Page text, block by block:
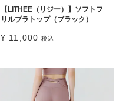
【LITHEE（リジー）】ソフトフ
リルブラトップ（ブラック）
¥ 11,000 税込